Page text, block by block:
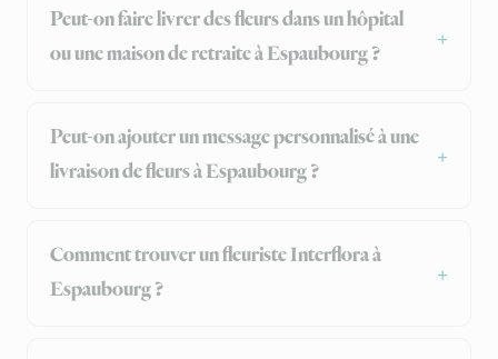
Peut-on faire livrer des fleurs dans un hôpital
ou une maison de retraite à Espaubourg ?
Peut-on ajouter un message personnalisé à une
livraison de fleurs à Espaubourg ?
Comment trouver un fleuriste Interflora à
Espaubourg ?